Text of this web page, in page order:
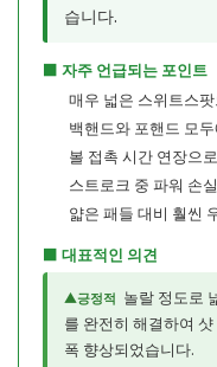
습니다.
■ 자주 언급되는 포인트
매우 넓은 스위트스
백핸드와 포핸드 모
볼 접촉 시간 연장으
스트로크 중 파워 손
얇은 패들 대비 훨씬
■ 대표적인 의견
▲긍정적 놀랄 정도로
를 완전히 해결하여
폭 향상되었습니다.